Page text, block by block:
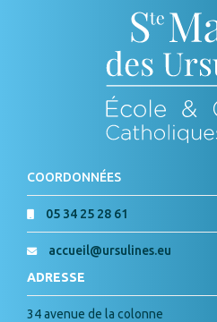
COORDONNÉES
05 34 25 28 61
accueil@ursulines.eu
ADRESSE
34 avenue de la colonne